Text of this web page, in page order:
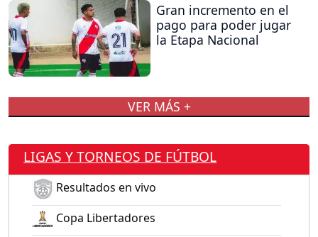
Gran incremento en el
pago para poder jugar
la Etapa Nacional
VER MÁS +
LIGAS Y TORNEOS DE FÚTBOL
Resultados en vivo
Copa Libertadores